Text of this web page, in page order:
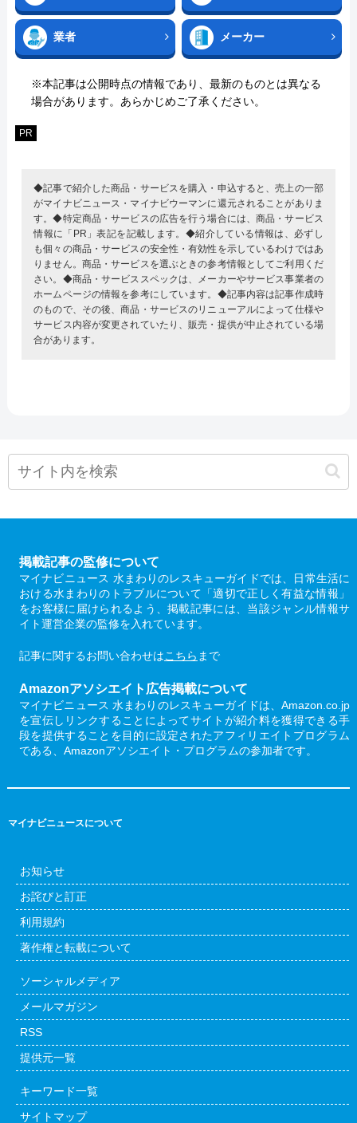
業者 メーカー
※本記事は公開時点の情報であり、最新のものとは異なる
場合があります。あらかじめご了承ください。
PR
◆記事で紹介した商品・サービスを購入・申込すると、売上の一部
がマイナビニュース・マイナビウーマンに還元されることがありま
す。◆特定商品・サービスの広告を行う場合には、商品・サービス
情報に「PR」表記を記載します。◆紹介している情報は、必ずし
も個々の商品・サービスの安全性・有効性を示しているわけではあ
りません。商品・サービスを選ぶときの参考情報としてご利用くだ
さい。◆商品・サービススペックは、メーカーやサービス事業者の
ホームページの情報を参考にしています。◆記事内容は記事作成時
のもので、その後、商品・サービスのリニューアルによって仕様や
サービス内容が変更されていたり、販売・提供が中止されている場
合があります。
掲載記事の監修について
マイナビニュース 水まわりのレスキューガイドでは、日常生活に
おける水まわりのトラブルについて「適切で正しく有益な情報」
をお客様に届けられるよう、掲載記事には、当該ジャンル情報サ
イト運営企業の監修を入れています。
記事に関するお問い合わせはこちら まで
Amazonアソシエイト広告掲載について
マイナビニュース 水まわりのレスキューガイドは、Amazon.co.jp
を宣伝しリンクすることによってサイトが紹介料を獲得できる手
段を提供することを目的に設定されたアフィリエイトプログラム
である、Amazonアソシエイト・プログラムの参加者です。
マイナビニュースについて
お知らせ
お詫びと訂正
利用規約
著作権と転載について
ソーシャルメディア
メールマガジン
RSS
提供元一覧
キーワード一覧
サイトマップ